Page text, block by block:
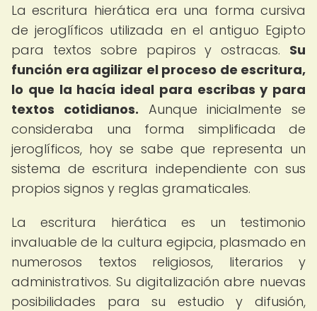
La escritura hierática era una forma cursiva
de jeroglíficos utilizada en el antiguo Egipto
para textos sobre papiros y ostracas. Su
función era agilizar el proceso de escritura,
lo que la hacía ideal para escribas y para
textos cotidianos. Aunque inicialmente se
consideraba una forma simplificada de
jeroglíficos, hoy se sabe que representa un
sistema de escritura independiente con sus
propios signos y reglas gramaticales.
La escritura hierática es un testimonio
invaluable de la cultura egipcia, plasmado en
numerosos textos religiosos, literarios y
administrativos. Su digitalización abre nuevas
posibilidades para su estudio y difusión,